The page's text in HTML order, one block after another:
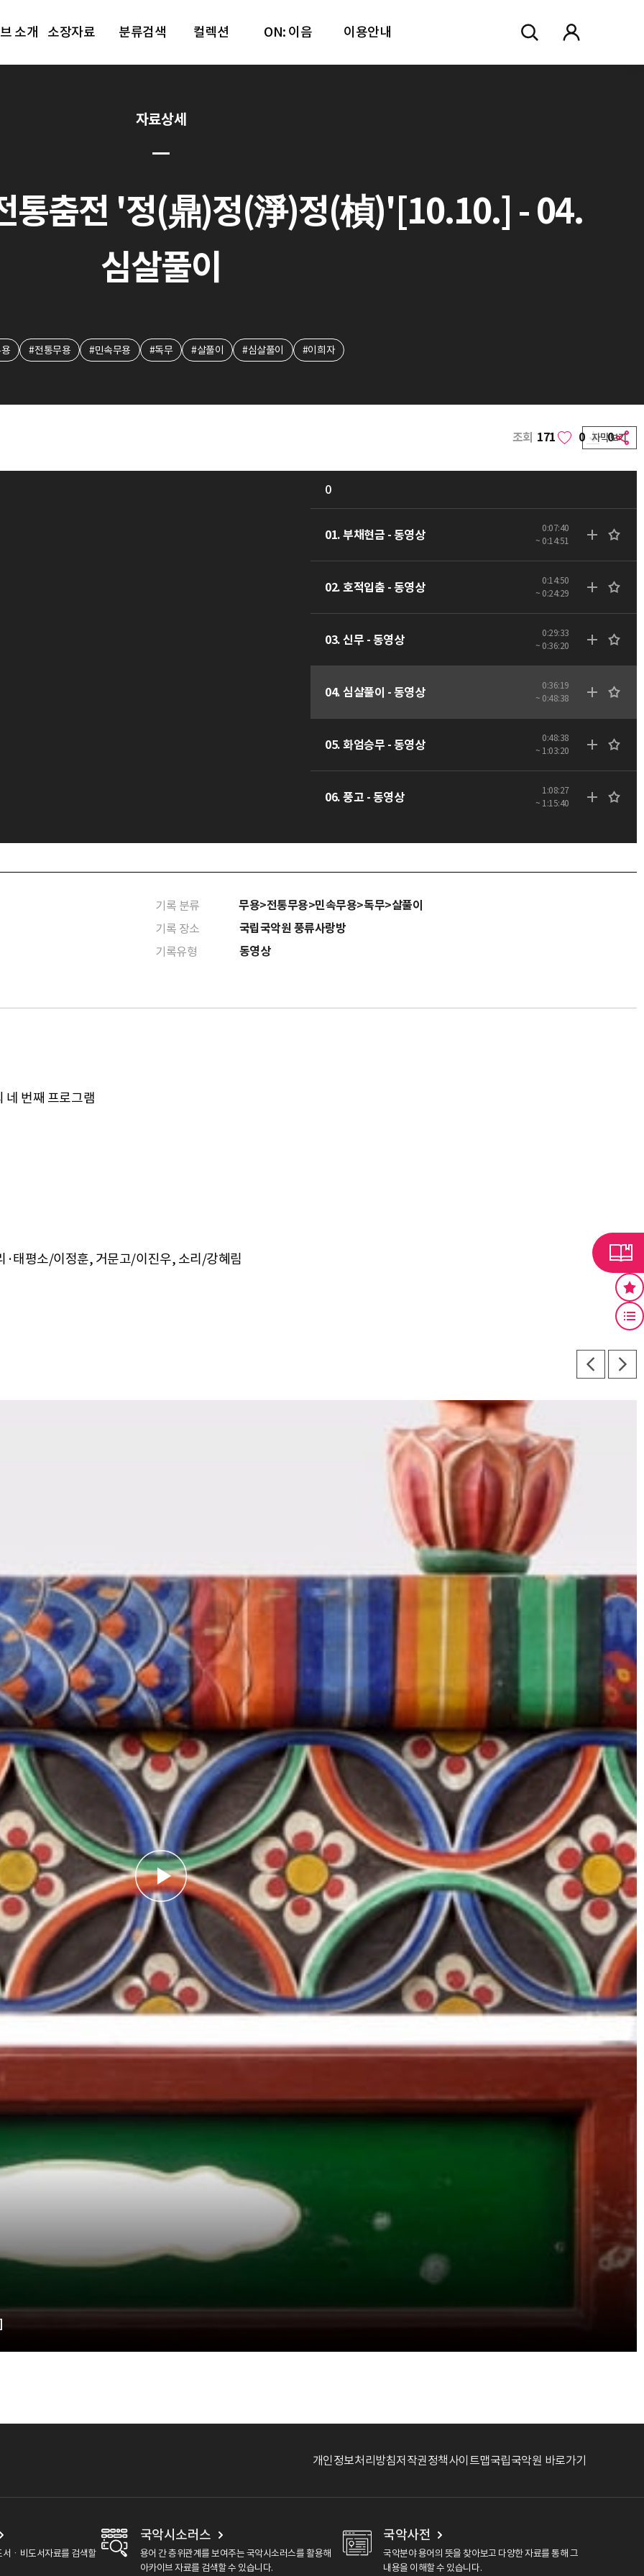
소개 소장자료 분류검색 컬렉션 ON: 이음 이용안내
자료상세
통춤전 '정(鼎)정(淨)정(楨)'[10.10.] - 04.
심살풀이
#전통무용 #민속무용 #독무 #살풀이 #심살풀이 #이희자
조회 171 0 0
자막보기
0
01. 부채현금 - 동영상
0:07:40
~ 0:14:51
02. 호적입춤 - 동영상
0:14:50
~ 0:24:29
03. 신무 - 동영상
0:29:33
~ 0:36:20
04. 심살풀이 - 동영상
0:36:19
~ 0:48:38
05. 화엄승무 - 동영상
0:48:38
~ 1:03:20
06. 풍고 - 동영상
1:08:27
~ 1:15:40
기록 분류 무용>전통무용>민속무용>독무>살풀이
기록 장소 국립국악원 풍류사랑방
기록유형 동영상
번째 프로그램
개인정보처리방침저작권정책사이트맵국립국악원 바로가기
ㆍ비도서자료를 검색할
국악시소러스
용어 간 층위관계를 보여주는 국악시소러스를 활용해
아카이브 자료를 검색할 수 있습니다.
국악사전
국악분야 용어의 뜻을 찾아보고 다양한 자료를 통해 그
내용을 이해할 수 있습니다.